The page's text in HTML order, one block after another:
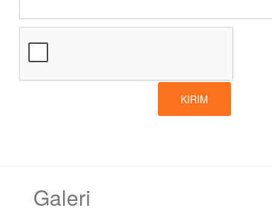
KIRIM
Galeri